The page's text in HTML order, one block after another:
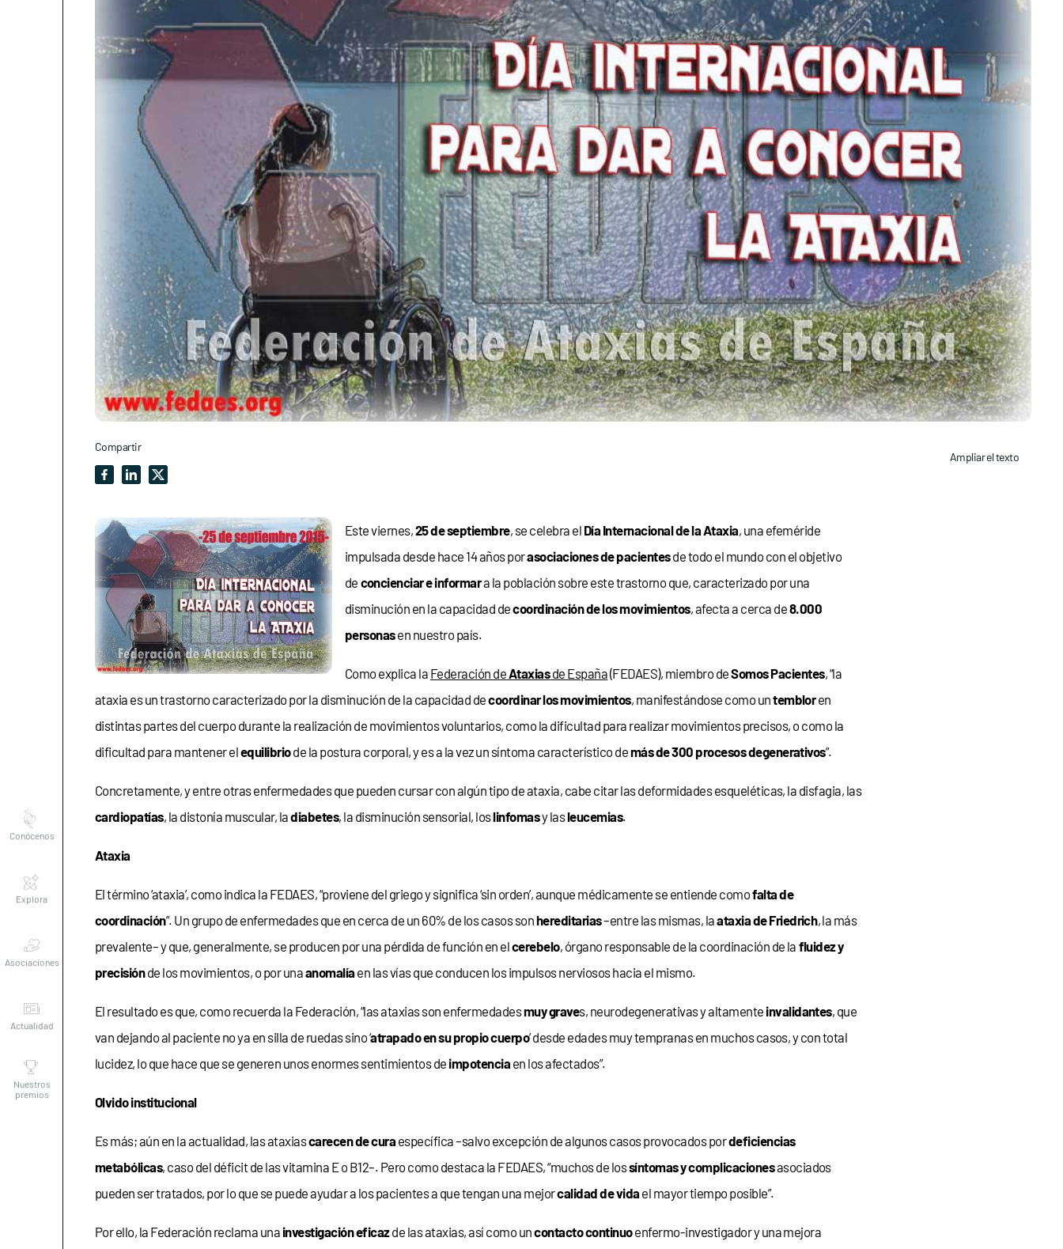
Compartir
Ampliar el texto
Este viernes,25 de septiembre, se celebra el Día Internacional de la Ataxia, una efeméride
impulsada desde hace 14 años porasociaciones de pacientesde todo el mundo con el objetivo
de concienciar e informara la población sobre este trastorno que, caracterizado por una
disminución en la capacidad decoordinación de los movimientos, afecta a cerca de8.000
personasen nuestro país.
Como explica la Federación deAtaxiasde España(FEDAES), miembro deSomos Pacientes, “la
ataxia es un trastorno caracterizado por la disminución de la capacidad decoordinar los movimientos, manifestándose como untembloren
distintas partes del cuerpo durante la realización de movimientos voluntarios, como la dificultad para realizar movimientos precisos, o como la
dificultad para mantener elequilibriode la postura corporal, y es a la vez un síntoma característico demás de300 procesos degenerativos”.
Concretamente, y entre otras enfermedades que pueden cursar con algún tipo de ataxia, cabe citar las deformidades esqueléticas, la disfagia, las
cardiopatías, la distonía muscular, ladiabetes, la disminución sensorial, loslinfomasy lasleucemias.
Ataxia
El término ‘ataxia’, como indica la FEDAES, “proviene del griego y significa ‘sin orden’, aunque médicamente se entiende comofalta de
coordinación”. Un grupo de enfermedades que en cerca de un 60% de los casos sonhereditarias–entre las mismas, laataxia de Friedrich, la más
prevalente– y que, generalmente, se producen por una pérdida de función en elcerebelo, órgano responsable de la coordinación de la fluidez y
precisiónde los movimientos, o por unaanomalía en las vías que conducen los impulsos nerviosos hacia el mismo.
El resultado es que, como recuerda la Federación, “las ataxias son enfermedadesmuy graves, neurodegenerativas y altamente invalidantes, que
van dejando al paciente no ya en silla de ruedas sino ‘atrapado en su propio cuerpo’ desde edades muy tempranas en muchos casos, y con total
lucidez, lo que hace que se generen unos enormes sentimientos de impotencia en los afectados”.
Olvido institucional
Es más; aún en la actualidad, las ataxiascarecen de cura específica –salvo excepción de algunos casos provocados pordeficiencias
metabólicas, caso del déficit de las vitamina E o B12–. Pero como destaca la FEDAES, “muchos de lossíntomas y complicacionesasociados
pueden ser tratados, por lo que se puede ayudar a los pacientes a que tengan una mejorcalidad de vida el mayor tiempo posible”.
Por ello, la Federación reclama una investigación eficazde las ataxias, así como uncontacto continuoenfermo-investigador y una mejora